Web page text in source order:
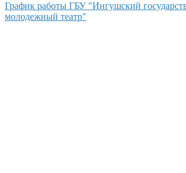
График работы ГБУ "Ингушский
молодежный театр"